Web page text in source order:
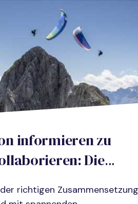
informieren zu
Die
im
richtigen Zusammensetzung